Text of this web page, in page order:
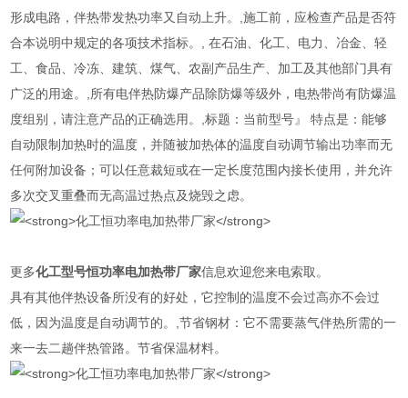
形成电路，伴热带发热功率又自动上升。,施工前，应检查产品是否符
合本说明中规定的各项技术指标。, 在石油、化工、电力、冶金、轻
工、食品、冷冻、建筑、煤气、农副产品生产、加工及其他部门具有
广泛的用途。,所有电伴热防爆产品除防爆等级外，电热带尚有防爆温
度组别，请注意产品的正确选用。,标题：当前型号』 特点是：能够
自动限制加热时的温度，并随被加热体的温度自动调节输出功率而无
任何附加设备；可以任意裁短或在一定长度范围内接长使用，并允许
多次交叉重叠而无高温过热点及烧毁之虑。
更多化工型号恒功率电加热带厂家信息欢迎您来电索取。
具有其他伴热设备所没有的好处，它控制的温度不会过高亦不会过
低，因为温度是自动调节的。,节省钢材：它不需要蒸气伴热所需的一
来一去二趟伴热管路。节省保温材料。